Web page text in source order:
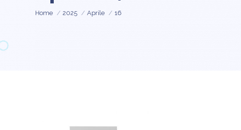
Tu sei qui:
Home 2025 Aprile 16